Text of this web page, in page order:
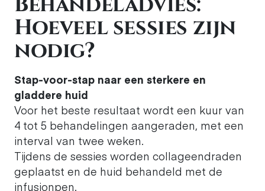
Hoeveel sessies zijn
nodig?
Stap-voor-stap naar een sterkere en
gladdere huid
Voor het beste resultaat wordt een kuur van
4 tot 5 behandelingen aangeraden, met een
interval van twee weken.
Tijdens de sessies worden collageendraden
geplaatst en de huid behandeld met de
infusionpen.